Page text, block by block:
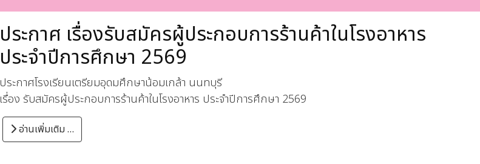
ประกาศ เรื่องรับสมัครผู้ประกอบการร้านค้าในโรงอาหาร
ประจำปีการศึกษา 2569
ประกาศโรงเรียนเตรียมอุดมศึกษาน้อมเกล้า นนทบุรี
เรื่อง รับสมัครผู้ประกอบการร้านค้าในโรงอาหาร ประจำปีการศึกษา 2569
อ่านเพิ่มเติม …